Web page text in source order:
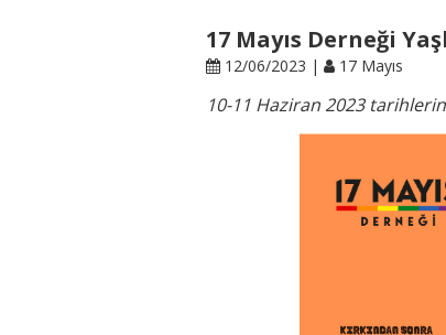
17 Mayıs Derneği
12/06/2023 | 17 Mayıs
10-11 Haziran 2023